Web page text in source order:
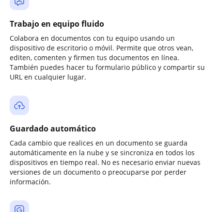
Trabajo en equipo fluido
Colabora en documentos con tu equipo usando un
dispositivo de escritorio o móvil. Permite que otros vean,
editen, comenten y firmen tus documentos en línea.
También puedes hacer tu formulario público y compartir su
URL en cualquier lugar.
Guardado automático
Cada cambio que realices en un documento se guarda
automáticamente en la nube y se sincroniza en todos los
dispositivos en tiempo real. No es necesario enviar nuevas
versiones de un documento o preocuparse por perder
información.